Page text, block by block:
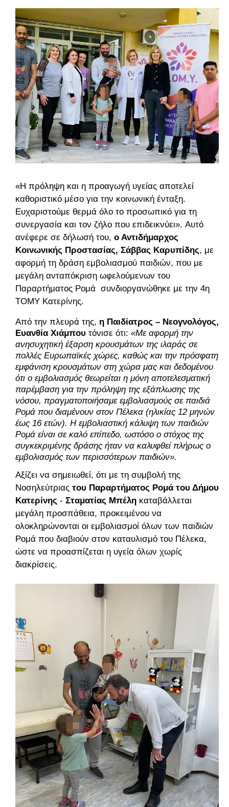
«Η πρόληψη και η προαγωγή υγείας αποτελεί
καθοριστικό μέσο για την κοινωνική ένταξη.
Ευχαριστούμε θερμά όλο το προσωπικό για τη
συνεργασία και τον ζήλο που επιδεικνύει». Αυτό
ανέφερε σε δήλωσή του, ο Αντιδήμαρχος
Κοινωνικής Προστασίας, Σάββας Καρυπίδης, με
αφορμή τη δράση εμβολιασμού παιδιών, που με
μεγάλη ανταπόκριση ωφελούμενων του
Παραρτήματος Ρομά συνδιοργανώθηκε με την 4η
ΤΟΜΥ Κατερίνης.
Από την πλευρά της, η Παιδίατρος – Νεογνολόγος,
Ευανθία Χιάμπου τόνισε ότι: «Με αφορμή την
ανησυχητική έξαρση κρουσμάτων της ιλαράς σε
πολλές Ευρωπαϊκές χώρες, καθώς και την πρόσφατη
εμφάνιση κρουσμάτων στη χώρα μας και δεδομένου
ότι ο εμβολιασμός θεωρείται η μόνη αποτελεσματική
παρέμβαση για την πρόληψη της εξάπλωσης της
νόσου, πραγματοποιήσαμε εμβολιασμούς σε παιδιά
Ρομά που διαμένουν στον Πέλεκα (ηλικίας 12 μηνών
έως 16 ετών). Η εμβολιαστική κάλυψη των παιδιών
Ρομά είναι σε καλό επίπεδο, ωστόσο ο στόχος της
συγκεκριμένης δράσης ήταν να καλυφθεί πλήρως ο
εμβολιασμός των περισσότερων παιδιών».
Αξίζει να σημειωθεί, ότι με τη συμβολή της
Νοσηλεύτριας του Παραρτήματος Ρομά του Δήμου
Κατερίνης - Σταματίας Μπέλη καταβάλλεται
μεγάλη προσπάθεια, προκειμένου να
ολοκληρώνονται οι εμβολιασμοί όλων των παιδιών
Ρομά που διαβιούν στον καταυλισμό του Πέλεκα,
ώστε να προασπίζεται η υγεία όλων χωρίς
διακρίσεις.